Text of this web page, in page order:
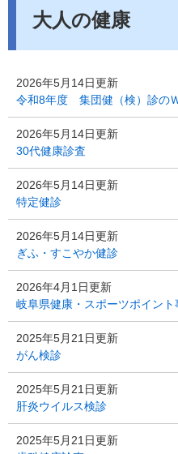
大人の健康
2026年5月14日更新
令和8年度 集団健（検）診の
2026年5月14日更新
30代健康診査
2026年5月14日更新
特定健診
2026年5月14日更新
ぎふ・すこやか健診
2026年4月1日更新
岐阜県健康・スポーツポイント
2025年5月21日更新
がん検診
2025年5月21日更新
肝炎ウイルス検診
2025年5月21日更新